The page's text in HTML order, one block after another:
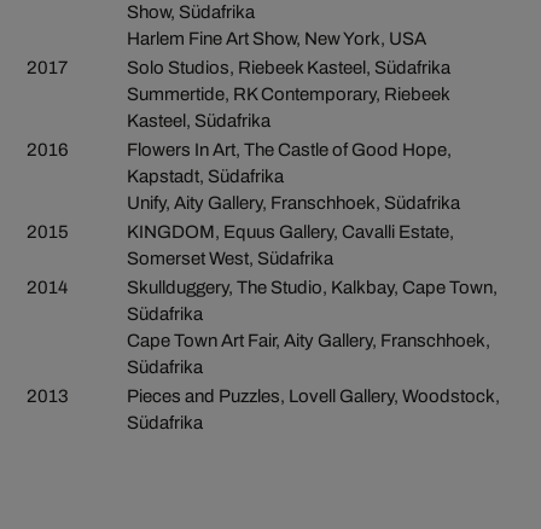
Show, Südafrika
Harlem Fine Art Show, New York, USA
2017
Solo Studios, Riebeek Kasteel, Südafrika
Summertide, RK Contemporary, Riebeek
Kasteel, Südafrika
2016
Flowers In Art, The Castle of Good Hope,
Kapstadt, Südafrika
Unify, Aity Gallery, Franschhoek, Südafrika
2015
KINGDOM, Equus Gallery, Cavalli Estate,
Somerset West, Südafrika
2014
Skullduggery, The Studio, Kalkbay, Cape Town,
Südafrika
Cape Town Art Fair, Aity Gallery, Franschhoek,
Südafrika
2013
Pieces and Puzzles, Lovell Gallery, Woodstock,
Südafrika